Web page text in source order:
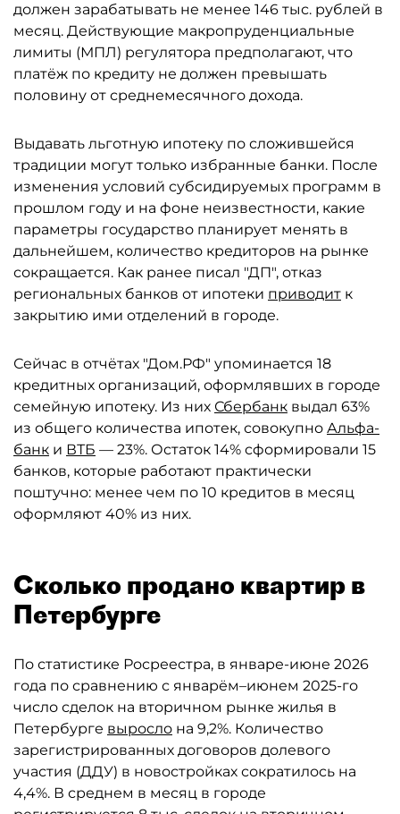
должен зарабатывать не менее 146 тыс. рублей в
месяц. Действующие макропруденциальные
лимиты (МПЛ) регулятора предполагают, что
платёж по кредиту не должен превышать
половину от среднемесячного дохода.
Выдавать льготную ипотеку по сложившейся
традиции могут только избранные банки. После
изменения условий субсидируемых программ в
прошлом году и на фоне неизвестности, какие
параметры государство планирует менять в
дальнейшем, количество кредиторов на рынке
сокращается. Как ранее писал "ДП", отказ
региональных банков от ипотеки приводит к
закрытию ими отделений в городе.
Сейчас в отчётах "Дом.РФ" упоминается 18
кредитных организаций, оформлявших в городе
семейную ипотеку. Из них Сбербанк выдал 63%
из общего количества ипотек, совокупно Альфа-
банк и ВТБ — 23%. Остаток 14% сформировали 15
банков, которые работают практически
поштучно: менее чем по 10 кредитов в месяц
оформляют 40% из них.
Сколько продано квартир в
Петербурге
По статистике Росреестра, в январе-июне 2026
года по сравнению с январём–июнем 2025-го
число сделок на вторичном рынке жилья в
Петербурге выросло на 9,2%. Количество
зарегистрированных договоров долевого
участия (ДДУ) в новостройках сократилось на
4,4%. В среднем в месяц в городе